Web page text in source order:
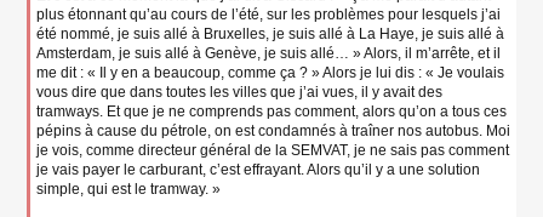
plus étonnant qu’au cours de l’été, sur les problèmes pour lesquels j’ai
été nommé, je suis allé à Bruxelles, je suis allé à La Haye, je suis allé à
Amsterdam, je suis allé à Genève, je suis allé… » Alors, il m’arrête, et il
me dit : « Il y en a beaucoup, comme ça ? » Alors je lui dis : « Je voulais
vous dire que dans toutes les villes que j’ai vues, il y avait des
tramways. Et que je ne comprends pas comment, alors qu’on a tous ces
pépins à cause du pétrole, on est condamnés à traîner nos autobus. Moi
je vois, comme directeur général de la SEMVAT, je ne sais pas comment
je vais payer le carburant, c’est effrayant. Alors qu’il y a une solution
simple, qui est le tramway. »